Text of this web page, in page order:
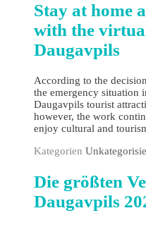
Stay at home
with the
Daugavpils
According to the
the emergency situation
Daugavpils tourist
however, the work
enjoy cultural and
Kategorien
Die größten
Daugavpils